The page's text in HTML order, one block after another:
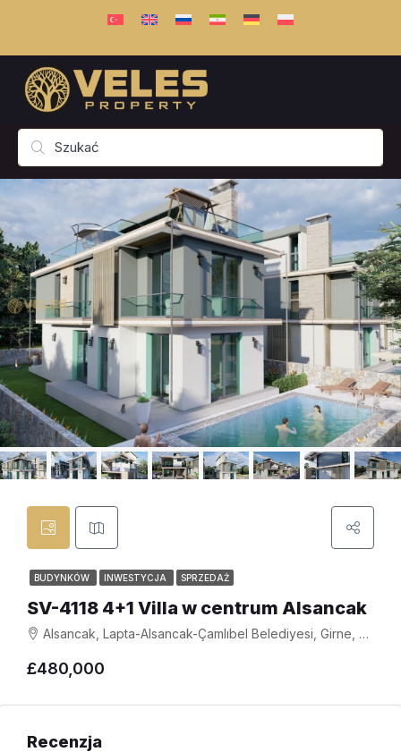
BUDYNKÓW INWESTYCJA SPRZEDAŻ
SV-4118 4+1 Villa w centrum Alsancak
Alsancak, Lapta-Alsancak-Çamlıbel Belediyesi, Girne, Kuzey Kıbrıs, Κύπρος - Kıbrıs
£480,000
Recenzja